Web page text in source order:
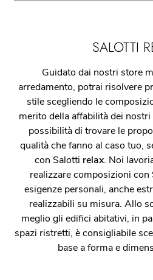
SALOTTI
Guidato dai nostri store
arredamento, potrai risolvere
stile scegliendo le
merito della affabilità dei
possibilità di trovare le
qualità che fanno al caso tuo,
con Salotti relax. Noi
realizzare composizioni con
esigenze personali, anche
realizzabili su misura. Allo
meglio gli edifici abitativi, in
spazi ristretti, è consigliabile
base a forma e